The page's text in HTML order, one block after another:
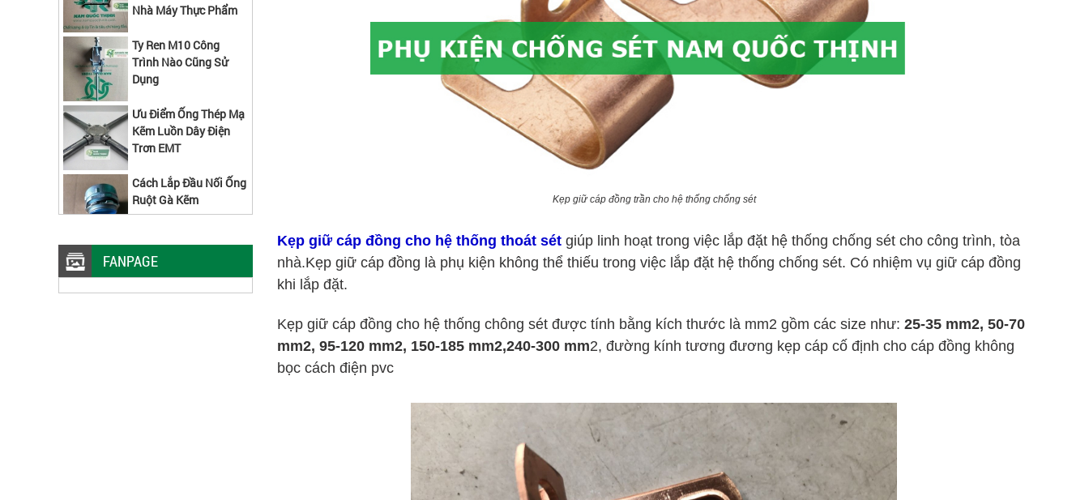
Trình Nào Cũng Sử
Dụng
Kẽm Luồn Dây Điện
Trơn EMT
Ruột Gà Kẽm
Máng Lưới Inox 304 W50xH50x5
MM 2 Cây Đáy Kiểu Mới
FANPAGE
Kẹp giữ cáp đồng trần cho hệ thống chống sét
Kẹp giữ cáp đồng cho hệ thống thoát sét giúp linh hoạt trong việc lắp đặt hệ thống chống sét cho công trình, tòa
nhà.Kẹp giữ cáp đồng là phụ kiện không thể thiếu trong việc lắp đặt hệ thống chống sét. Có nhiệm vụ giữ cáp đồng
khi lắp đặt.
Kẹp giữ cáp đồng cho hệ thống chông sét được tính bằng kích thước là mm2 gồm các size như: 25-35 mm2, 50-70
mm2, 95-120 mm2, 150-185 mm2,240-300 mm2, đường kính tương đương kẹp cáp cố định cho cáp đồng không
bọc cách điện pvc